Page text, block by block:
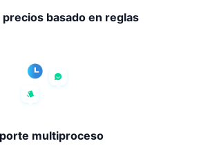
basado en reglas
multiproceso